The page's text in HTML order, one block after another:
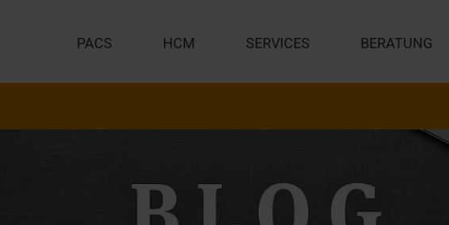
PACS HCM SERVICES BERATUNG